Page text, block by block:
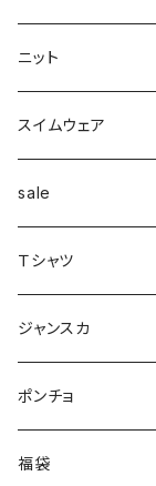
カーディガン
タートルネック
配色
ボンディング
シアー
リブ
ノースリーブ
ポンチョ
ロング
Tシャツマキシ
シャツ
カットソー
カシュクール
ノースリーブ
スリット
フェザーダウン
ダウン
コート
woolコート
パイピング
フェイクレザー
ボア
トレンチコート
スキニー
テーパード
配色
リブ
スウェット
ダンボール
バルーン
エコ
ヘアーピン
ヘアーゴム
イヤカフ
財布
ベルト
スカート
pants
スリット
ジャンク
ニット
スイムウェア
sale
Ｔシャツ
ジャンスカ
ポンチョ
福袋